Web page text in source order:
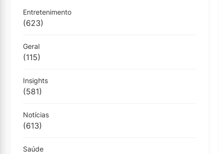
Entretenimento
(623)
Geral
(115)
Insights
(581)
Notícias
(613)
Saúde